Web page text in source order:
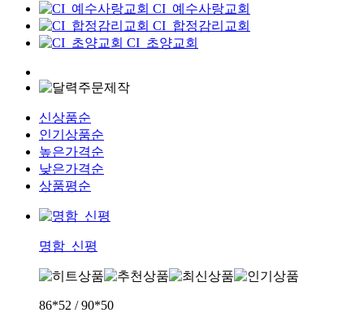
CI_예수사랑교회
CI_합정감리교회
CI_초양교회
신상품순
인기상품순
높은가격순
낮은가격순
상품평순
명함_신평
86*52 / 90*50